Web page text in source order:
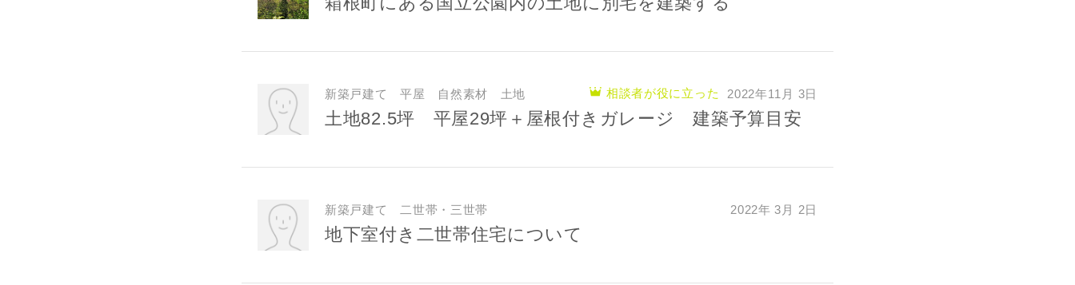
新築戸建て 平屋 自然素材 土地 2022年11月 3日
相談者が役に立った
土地82.5坪 平屋29坪＋屋根付きガレージ 建築予算目安
新築戸建て 二世帯・三世帯 2022年 3月 2日
地下室付き二世帯住宅について